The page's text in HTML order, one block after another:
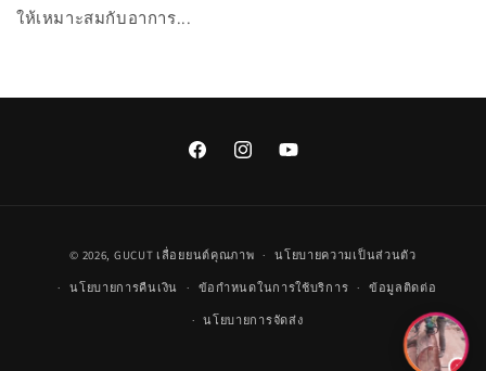
ให้เหมาะสมกับอาการ...
FacebookInstagramYouTube
การ
ชำระ
เงิน
© 2026, GUCUT เลื่อยยนต์คุณภาพ นโยบายความเป็นส่วนตัว
นโยบายการคืนเงิน ข้อกำหนดในการใช้บริการ ข้อมูลติดต่อ
นโยบายการจัดส่ง